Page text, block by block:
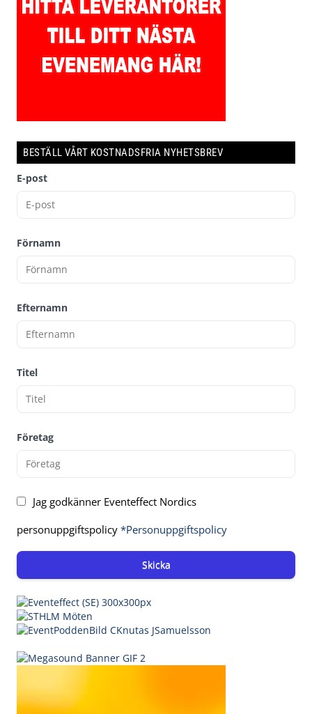
BESTÄLL VÅRT KOSTNADSFRIA NYHETSBREV
E-post
Förnamn
Efternamn
Titel
Företag
Jag godkänner Eventeffect Nordics
personuppgiftspolicy *Personuppgiftspolicy
Skicka